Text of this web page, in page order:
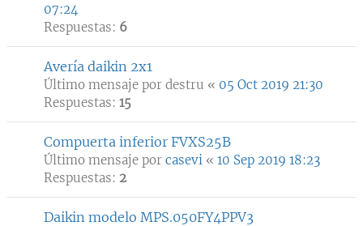
07:24
Respuestas: 6
Avería daikin 2x1
Último mensaje por destru « 05 Oct 2019 21:30
Respuestas: 15
Compuerta inferior FVXS25B
Último mensaje por casevi « 10 Sep 2019 18:23
Respuestas: 2
Daikin modelo MPS.050FY4PPV3